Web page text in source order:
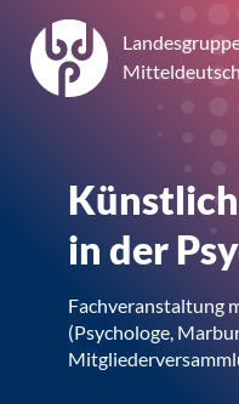
in der
Fachveranstaltung
(Psychologe,